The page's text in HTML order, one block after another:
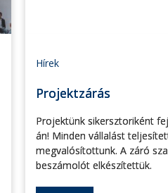
Hírek
Projektzárás
Projektünk sikersztoriként
án! Minden vállalást
megvalósítottunk. A záró
beszámolót elkészítettük.